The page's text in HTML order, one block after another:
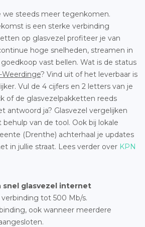
we steeds meer tegenkomen.
is een sterke verbinding
op glasvezel profiteer je van
hoge snelheden, streamen in
vast bellen. Wat is de status
Weerdinge? Vind uit of het leverbaar is
Vul de 4 cijfers en 2 letters van je
of de glasvezelpakketten reeds
antwoord ja? Glasvezel vergelijken
van de tool. Ook bij lokale
(Drenthe) achterhaal je updates
in jullie straat. Lees verder over KPN
snel glasvezel internet
verbinding tot 500 Mb/s.
ook wanneer meerdere